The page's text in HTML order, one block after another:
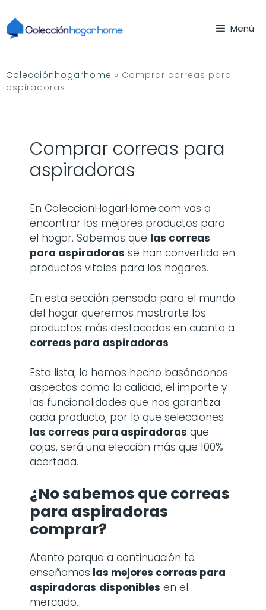
al
contenido
Menú
Colecciónhogarhome » Comprar correas para
aspiradoras
Comprar correas para
aspiradoras
En ColeccionHogarHome.com vas a
encontrar los mejores productos para
el hogar. Sabemos que las correas
para aspiradoras se han convertido en
productos vitales para los hogares.
En esta sección pensada para el mundo
del hogar queremos mostrarte los
productos más destacados en cuanto a
correas para aspiradoras
Esta lista, la hemos hecho basándonos
aspectos como la calidad, el importe y
las funcionalidades que nos garantiza
cada producto, por lo que selecciones
las correas para aspiradoras que
cojas, será una elección más que 100%
acertada.
¿No sabemos que correas
para aspiradoras
comprar?
Atento porque a continuación te
enseñamos las mejores correas para
aspiradoras disponibles en el
mercado.